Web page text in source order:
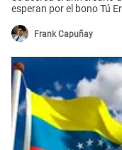
esperan por el bono Tú
Frank Capuñay